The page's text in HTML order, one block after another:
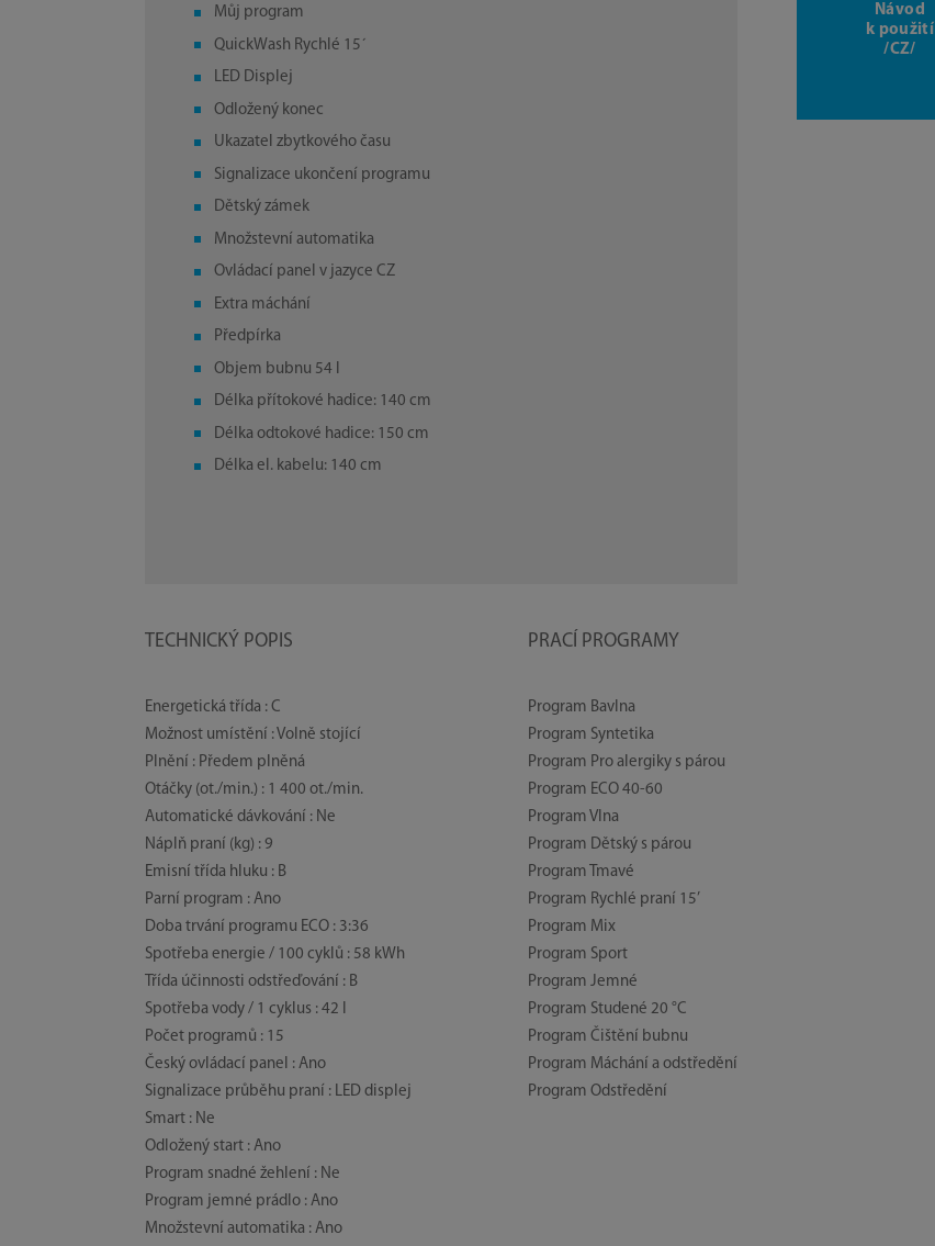
Můj program
QuickWash Rychlé 15´
LED Displej
Odložený konec
Ukazatel zbytkového času
Signalizace ukončení programu
Dětský zámek
Množstevní automatika
Ovládací panel v jazyce CZ
Extra máchání
Předpírka
Objem bubnu 54 l
Délka přítokové hadice: 140 cm
Délka odtokové hadice: 150 cm
Délka el. kabelu: 140 cm
TECHNICKÝ POPIS
Energetická třída : C
Možnost umístění : Volně stojící
Plnění : Předem plněná
Otáčky (ot./min.) : 1 400 ot./min.
Automatické dávkování : Ne
Náplň praní (kg) : 9
Emisní třída hluku : B
Parní program : Ano
Doba trvání programu ECO : 3:36
Spotřeba energie / 100 cyklů : 58 kWh
Třída účinnosti odstřeďování : B
Spotřeba vody / 1 cyklus : 42 l
Počet programů : 15
Český ovládací panel : Ano
Signalizace průběhu praní : LED displej
Smart : Ne
Odložený start : Ano
Program snadné žehlení : Ne
Program jemné prádlo : Ano
Množstevní automatika : Ano
PRACÍ PROGRAMY
Program Bavlna
Program Syntetika
Program Pro alergiky s párou
Program ECO 40-60
Program Vlna
Program Dětský s párou
Program Tmavé
Program Rychlé praní 15’
Program Mix
Program Sport
Program Jemné
Program Studené 20 °C
Program Čištění bubnu
Program Máchání a odstředění
Program Odstředění
Návod
k použití
/CZ/